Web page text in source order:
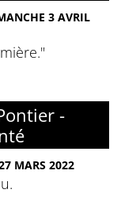
3 AVRIL
-
MARS 2022